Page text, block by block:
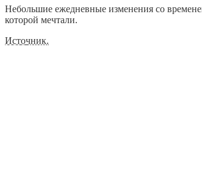
Небольшие ежедневные изменения со
которой мечтали.
Источник.